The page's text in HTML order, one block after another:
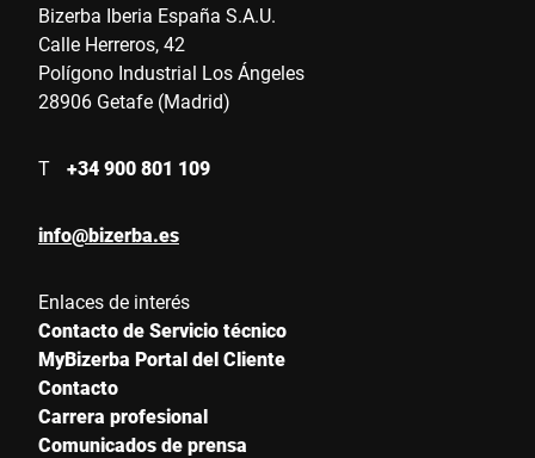
Bizerba Iberia España S.A.U.
Calle Herreros, 42
Polígono Industrial Los Ángeles
28906 Getafe (Madrid)
T +34 900 801 109
info@bizerba.es
Enlaces de interés
Contacto de Servicio técnico
MyBizerba Portal del Cliente
Contacto
Carrera profesional
Comunicados de prensa